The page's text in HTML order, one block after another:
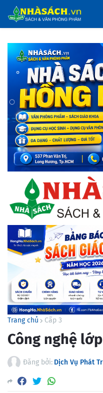
Trang chủ Cấp 3
Công nghệ
Đăng bởi: Dịch Vụ Phát